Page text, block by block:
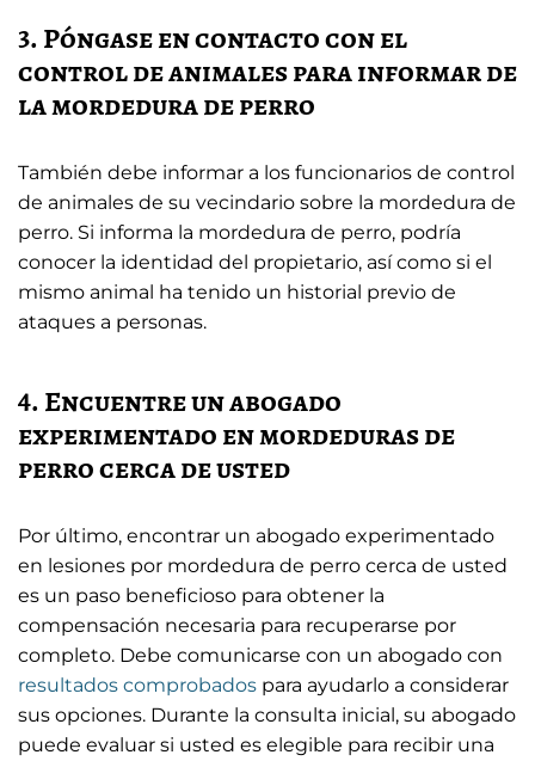
3. Póngase en contacto con el
control de animales para informar de
la mordedura de perro
También debe informar a los funcionarios de control
de animales de su vecindario sobre la mordedura de
perro. Si informa la mordedura de perro, podría
conocer la identidad del propietario, así como si el
mismo animal ha tenido un historial previo de
ataques a personas.
4. Encuentre un abogado
experimentado en mordeduras de
perro cerca de usted
Por último, encontrar un abogado experimentado
en lesiones por mordedura de perro cerca de usted
es un paso beneficioso para obtener la
compensación necesaria para recuperarse por
completo. Debe comunicarse con un abogado con
resultados comprobados para ayudarlo a considerar
sus opciones. Durante la consulta inicial, su abogado
puede evaluar si usted es elegible para recibir una